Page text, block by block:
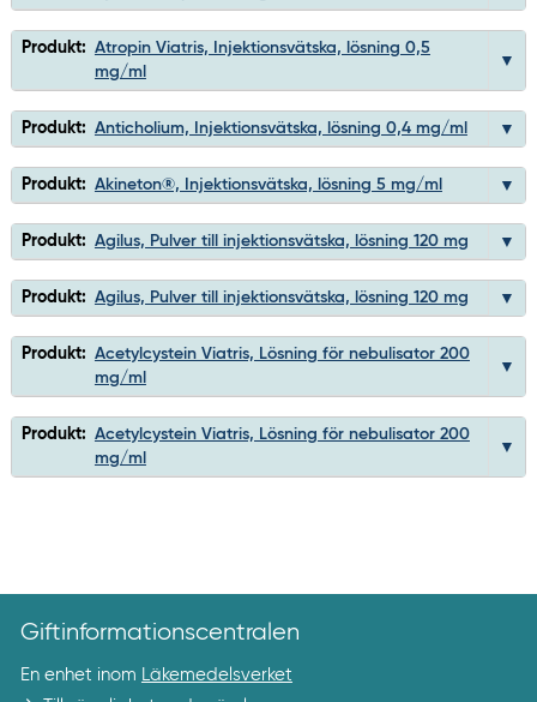
Produkt: Atropin Viatris, Injektionsvätska, lösning 0,5
mg/ml
Produkt: Anticholium, Injektionsvätska, lösning 0,4 mg/ml
Produkt: Akineton®, Injektionsvätska, lösning 5 mg/ml
Produkt: Agilus, Pulver till injektionsvätska, lösning 120 mg
Produkt: Agilus, Pulver till injektionsvätska, lösning 120 mg
Produkt: Acetylcystein Viatris, Lösning för nebulisator 200
mg/ml
Produkt: Acetylcystein Viatris, Lösning för nebulisator 200
mg/ml
Giftinformationscentralen
En enhet inom Läkemedelsverket